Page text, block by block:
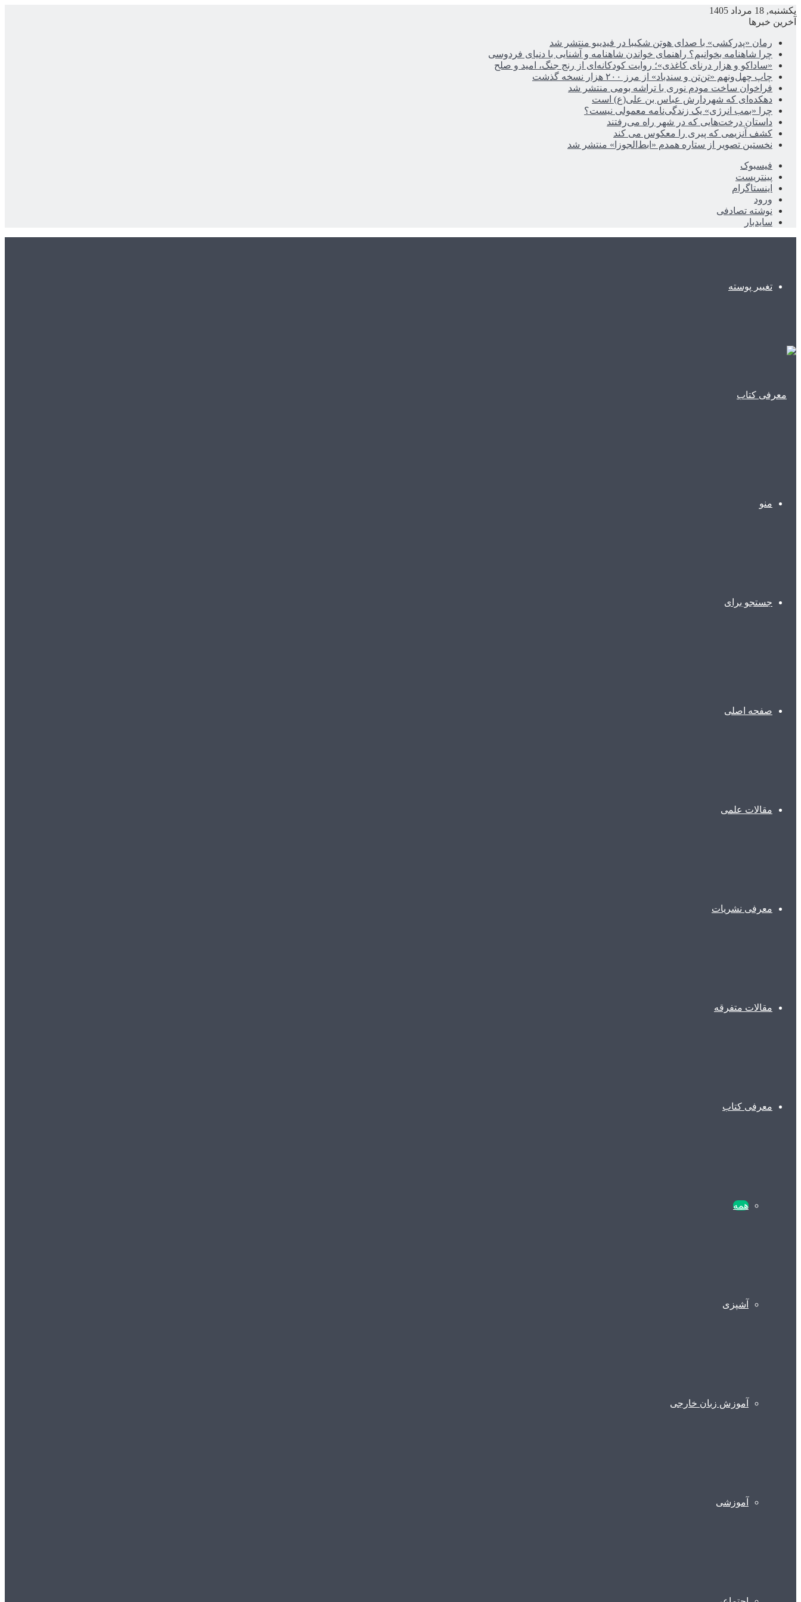
یکشنبه, 18 مرداد 1405
آخرین خبرها
رمان «پدرکشی» با صدای هوتن شکیبا در فیدیبو منتشر شد
چرا شاهنامه بخوانیم؟ راهنمای خواندن شاهنامه و آشنایی با دنیای فردوسی
«ساداکو و هزار درنای کاغذی»؛ روایت کودکانه‌ای از رنج جنگ، امید و صلح
چاپ چهل‌ونهم «تن‌تن و سندباد» از مرز ۲۰۰ هزار نسخه گذشت
فراخوان ساخت مودم نوری با تراشه بومی منتشر شد
دهکده‌ای که شهردارش عباس بن علی(ع) است
چرا «بمب انرژی» یک زندگی‌نامه معمولی نیست؟
داستان درخت‌هایی که در شهر راه می‌رفتند
کشف آنزیمی که پیری را معکوس می کند
نخستین تصویر از ستاره همدم «ابط‌الجوزا» منتشر شد
فیسبوک
پینتریست
اینستاگرام
ورود
نوشته تصادفی
سایدبار
تغییر پوسته
منو
جستجو برای
صفحه اصلی
مقالات علمی
معرفی نشریات
مقالات متفرقه
معرفی کتاب
همه
آشپزی
آموزش زبان خارجی
آموزشی